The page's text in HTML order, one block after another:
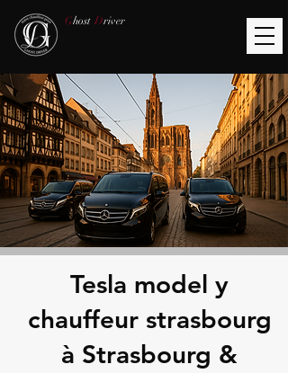
Ghost Driver
Tesla model y
chauffeur strasbourg
à Strasbourg &